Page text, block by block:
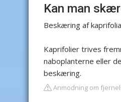
Kan man
Beskæring af kaprifolia
Kaprifolier trives
naboplanterne eller
beskæring.
Anmodning om